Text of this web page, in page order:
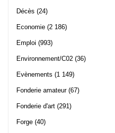
Décès (24)
Economie (2 186)
Emploi (993)
Environnement/C02 (36)
Evènements (1 149)
Fonderie amateur(67)
Fonderie d'art (291)
Forge (40)